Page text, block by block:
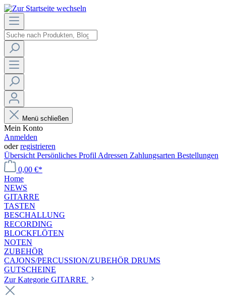
Menü schließen
Mein Konto
Anmelden
oderregistrieren
Übersicht Persönliches Profil Adressen Zahlungsarten Bestellungen
0,00 €*
Home
NEWS
GITARRE
TASTEN
BESCHALLUNG
RECORDING
BLOCKFLÖTEN
NOTEN
ZUBEHÖR
CAJONS/PERCUSSION/ZUBEHÖR DRUMS
GUTSCHEINE
Zur Kategorie GITARRE